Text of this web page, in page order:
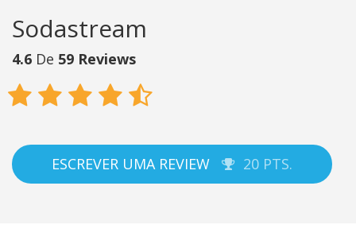
Sodastream
4.6 De 59 Reviews
Classificação
média:ESCREVER UMA REVIEW 20 PTS.